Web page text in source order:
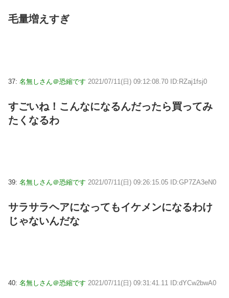
毛量増えすぎ
37: 名無しさん＠恐縮です 2021/07/11(日) 09:12:08.70 ID:RZaj1fsj0
すごいね！こんなになるんだったら買ってみ
たくなるわ
39: 名無しさん＠恐縮です 2021/07/11(日) 09:26:15.05 ID:GP7ZA3eN0
サラサラヘアになってもイケメンになるわけ
じゃないんだな
40: 名無しさん＠恐縮です 2021/07/11(日) 09:31:41.11 ID:dYCw2bwA0